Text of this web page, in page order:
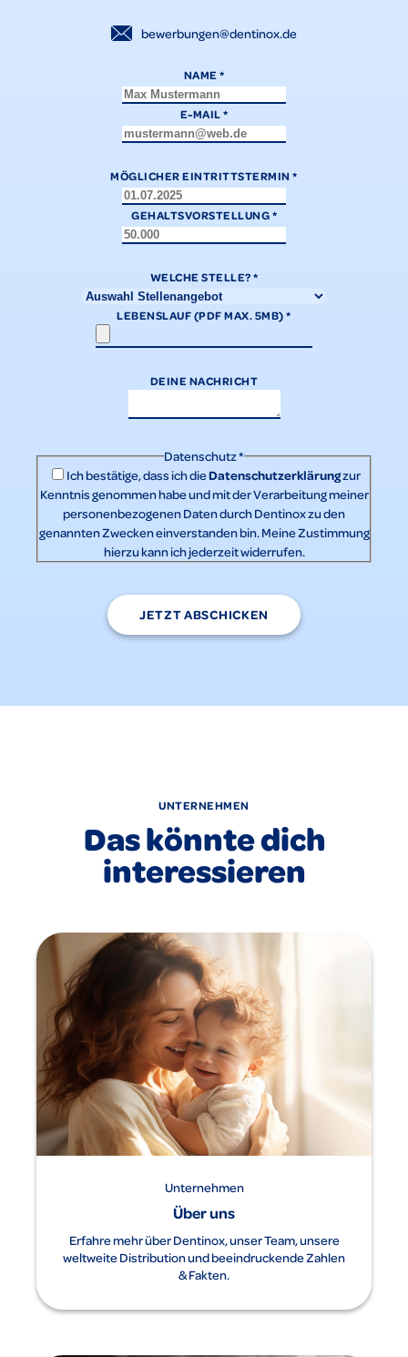
bewerbungen@dentinox.de
NAME*
E-MAIL*
MÖGLICHER EINTRITTSTERMIN*
GEHALTSVORSTELLUNG*
WELCHE STELLE?*
LEBENSLAUF (PDF MAX. 5MB)*
DEINE NACHRICHT
Datenschutz*
Ich bestätige, dass ich dieDatenschutzerklärungzur
Kenntnis genommen habe und mit der Verarbeitung meiner
personenbezogenen Daten durch Dentinox zu den
genannten Zwecken einverstanden bin. Meine Zustimmung
hierzu kann ich jederzeit widerrufen.
JETZT ABSCHICKEN
UNTERNEHMEN
Das könnte dich
interessieren
Unternehmen
Über uns
Erfahre mehr über Dentinox, unser Team, unsere
weltweite Distribution und beeindruckende Zahlen
& Fakten.